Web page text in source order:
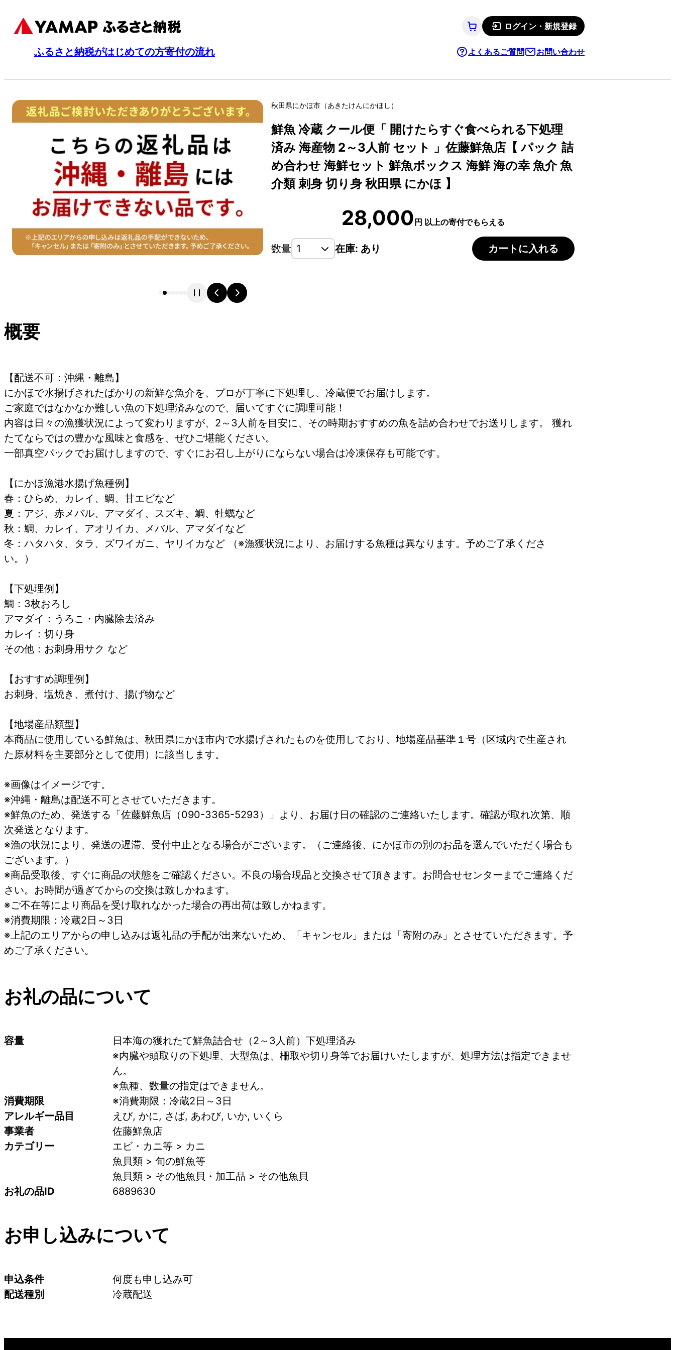
ログイン・新規登録
ふるさと納税がはじめての方寄付の流れ よくあるご質問 お問い合わせ
秋田県にかほ市 （あきたけんにかほし ）
鮮魚 冷蔵 クール便「 開けたらすぐ食べられる下処理
済み 海産物 2～3人前 セット 」佐藤鮮魚店【 パック 詰
め合わせ 海鮮セット 鮮魚ボックス 海鮮 海の幸 魚介 魚
介類 刺身 切り身 秋田県 にかほ 】
28,000円 以上の寄付でもらえる
数量 在庫: あり カートに入れる
概要
【配送不可：沖縄・離島】
にかほで水揚げされたばかりの新鮮な魚介を、プロが丁寧に下処理し、冷蔵便でお届けします。
ご家庭ではなかなか難しい魚の下処理済みなので、届いてすぐに調理可能！
内容は日々の漁獲状況によって変わりますが、2～3人前を目安に、その時期おすすめの魚を詰め合わせでお送りします。 獲れ
たてならではの豊かな風味と食感を、ぜひご堪能ください。
一部真空パックでお届けしますので、すぐにお召し上がりにならない場合は冷凍保存も可能です。
【にかほ漁港水揚げ魚種例】
春：ひらめ、カレイ、鯛、甘エビなど
夏：アジ、赤メバル、アマダイ、スズキ、鯛、牡蠣など
秋：鯛、カレイ、アオリイカ、メバル、アマダイなど
冬：ハタハタ、タラ、ズワイガニ、ヤリイカなど （※漁獲状況により、お届けする魚種は異なります。予めご了承くださ
い。）
【下処理例】
鯛：3枚おろし
アマダイ：うろこ・内臓除去済み
カレイ：切り身
その他：お刺身用サク など
【おすすめ調理例】
お刺身、塩焼き、煮付け、揚げ物など
【地場産品類型】
本商品に使用している鮮魚は、秋田県にかほ市内で水揚げされたものを使用しており、地場産品基準１号（区域内で生産され
た原材料を主要部分として使用）に該当します。
※画像はイメージです。
※沖縄・離島は配送不可とさせていただきます。
※鮮魚のため、発送する「佐藤鮮魚店（090-3365-5293）」より、お届け日の確認のご連絡いたします。確認が取れ次第、順
次発送となります。
※漁の状況により、発送の遅滞、受付中止となる場合がございます。（ご連絡後、にかほ市の別のお品を選んでいただく場合も
ございます。）
※商品受取後、すぐに商品の状態をご確認ください。不良の場合現品と交換させて頂きます。お問合せセンターまでご連絡くだ
さい。お時間が過ぎてからの交換は致しかねます。
※ご不在等により商品を受け取れなかった場合の再出荷は致しかねます。
※消費期限：冷蔵2日～3日
※上記のエリアからの申し込みは返礼品の手配が出来ないため、「キャンセル」または「寄附のみ」とさせていただきます。予
めご了承ください。
お礼の品について
容量
日本海の獲れたて鮮魚詰合せ（2～3人前）下処理済み
※内臓や頭取りの下処理、大型魚は、柵取や切り身等でお届けいたしますが、処理方法は指定できませ
ん。
※魚種、数量の指定はできません。
消費期限
※消費期限：冷蔵2日～3日
アレルギー品目
えび, かに, さば, あわび, いか, いくら
事業者
佐藤鮮魚店
カテゴリー
エビ・カニ等 > カニ
魚貝類 > 旬の鮮魚等
魚貝類 > その他魚貝・加工品 > その他魚貝
お礼の品ID
6889630
お申し込みについて
申込条件
何度も申し込み可
配送種別
冷蔵配送